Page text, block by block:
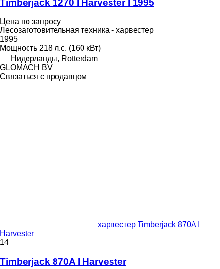
Timberjack 1270 I Harvester I 1995
Цена по запросу
Лесозаготовительная техника - харвестер
1995
Мощность 218 л.с. (160 кВт)
Нидерланды, Rotterdam
GLOMACH BV
Связаться с продавцом
харвестер Timberjack 870A I
Harvester
14
Timberjack 870A I Harvester